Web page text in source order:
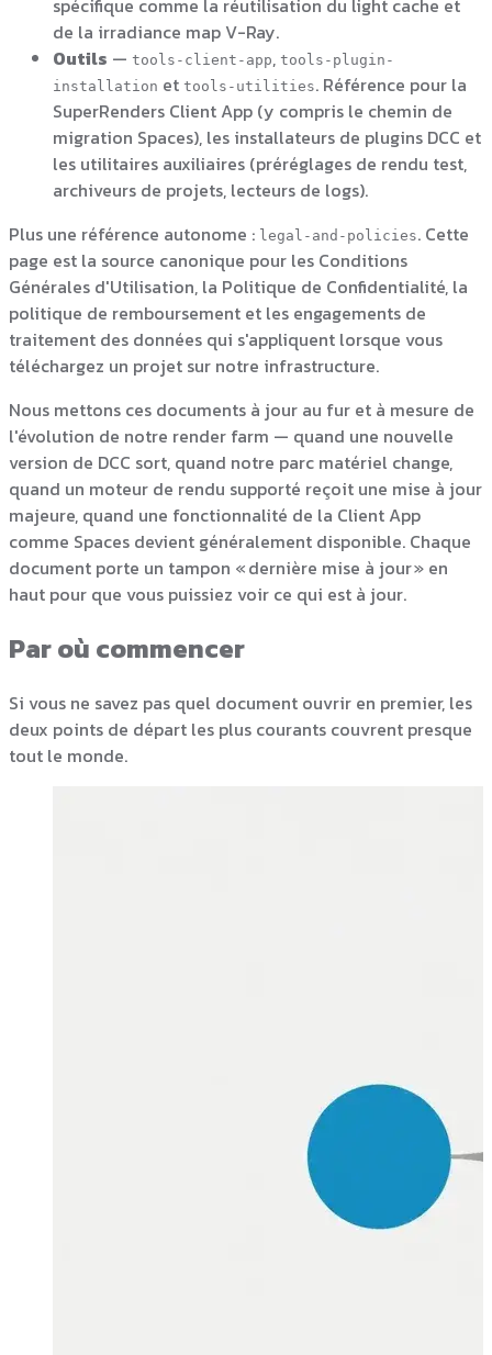
spécifique comme la réutilisation du light cache et
de la irradiance map V-Ray.
Outils — tools-client-app, tools-plugin-
installation et tools-utilities. Référence pour la
SuperRenders Client App (y compris le chemin de
migration Spaces), les installateurs de plugins DCC et
les utilitaires auxiliaires (préréglages de rendu test,
archiveurs de projets, lecteurs de logs).
Plus une référence autonome : legal-and-policies. Cette
page est la source canonique pour les Conditions
Générales d'Utilisation, la Politique de Confidentialité, la
politique de remboursement et les engagements de
traitement des données qui s'appliquent lorsque vous
téléchargez un projet sur notre infrastructure.
Nous mettons ces documents à jour au fur et à mesure de
l'évolution de notre render farm — quand une nouvelle
version de DCC sort, quand notre parc matériel change,
quand un moteur de rendu supporté reçoit une mise à jour
majeure, quand une fonctionnalité de la Client App
comme Spaces devient généralement disponible. Chaque
document porte un tampon « dernière mise à jour » en
haut pour que vous puissiez voir ce qui est à jour.
Par où commencer
Si vous ne savez pas quel document ouvrir en premier, les
deux points de départ les plus courants couvrent presque
tout le monde.